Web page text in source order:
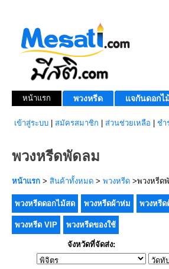
หน้าแรก พวงหรีด แจกันดอกไ
เข้าสู่ระบบ สมัครสมาชิก ส่วนช่วยเหลือ ชำ
พวงหรีดพัดลม
หน้าแรก > สินค้าทั้งหมด > พวงหรีด >พวงหรีด
พวงหรีดดอกไม้สด พวงหรีดผ้าห่ม พวงหรี
พวงหรีด VIP พวงหรีดของใช้
จังหวัดที่จัดส่ง: